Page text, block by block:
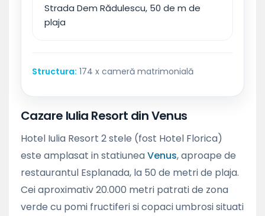
Strada Dem Rădulescu, 50 de m de
plaja
Structura: 174 x cameră matrimonială
Cazare Iulia Resort din Venus
Hotel Iulia Resort 2 stele (fost Hotel Florica)
este amplasat in statiuneaVenus, aproape de
restaurantul Esplanada, la 50 de metri de plaja.
Cei aproximativ 20.000 metri patrati de zona
verde cu pomi fructiferi si copaci umbrosi situati